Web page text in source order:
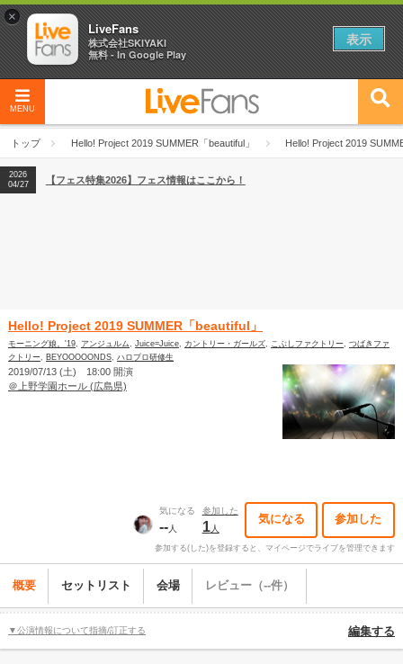
MENU
トップ Hello! Project 2019 SUMMER「beautiful」 Hello! Project 2019
2026
04/27
2026
【ライブ動員ランキング】2026年上半期編発表！
2026
04/27
【フェス特集2026】フェス情報はここから！
Hello! Project 2019 SUMMER「beautiful」
モーニング娘。'19, アンジュルム, Juice=Juice, カントリー・ガールズ, こぶしファクトリー, つばきファ
クトリー, BEYOOOOONDS, ハロプロ研修生
2019/07/13 (土) 18:00 開演
＠上野学園ホール (広島県)
気になる
--人
参加した
1人
気になる 参加した
参加する(した)を登録すると、マイページでライブを管理できます
概要 セットリスト 会場 レビュー（--件）
▼公演情報について指摘/訂正する 編集する
×
LiveFans
株式会社SKIYAKI
無料 - In Google Play
表示